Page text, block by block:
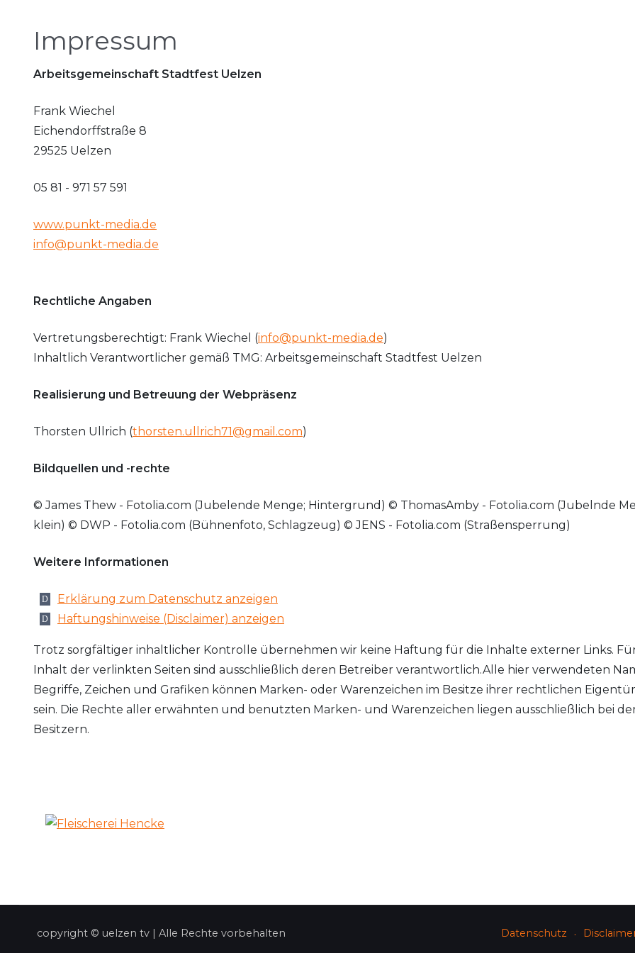
Impressum
Arbeitsgemeinschaft Stadtfest Uelzen
Frank Wiechel
Eichendorffstraße 8
29525 Uelzen
05 81 - 971 57 591
www.punkt-media.de
info@punkt-media.de
Rechtliche Angaben
Vertretungsberechtigt: Frank Wiechel (info@punkt-media.de)
Inhaltlich Verantwortlicher gemäß TMG: Arbeitsgemeinschaft Stadtfest Uelzen
Realisierung und Betreuung der Webpräsenz
Thorsten Ullrich (thorsten.ullrich71@gmail.com)
Bildquellen und -rechte
© James Thew - Fotolia.com (Jubelende Menge; Hintergrund) © ThomasAmby - Fotolia.com (Jubelnde
klein) © DWP - Fotolia.com (Bühnenfoto, Schlagzeug) © JENS - Fotolia.com (Straßensperrung)
Weitere Informationen
Erklärung zum Datenschutz anzeigen
Haftungshinweise (Disclaimer) anzeigen
Trotz sorgfältiger inhaltlicher Kontrolle übernehmen wir keine Haftung für die Inhalte externer Links.
Inhalt der verlinkten Seiten sind ausschließlich deren Betreiber verantwortlich.Alle hier verwendeten
Begriffe, Zeichen und Grafiken können Marken- oder Warenzeichen im Besitze ihrer rechtlichen
sein. Die Rechte aller erwähnten und benutzten Marken- und Warenzeichen liegen ausschließlich bei
Besitzern.
copyright © uelzen tv | Alle Rechte vorbehalten Datenschutz